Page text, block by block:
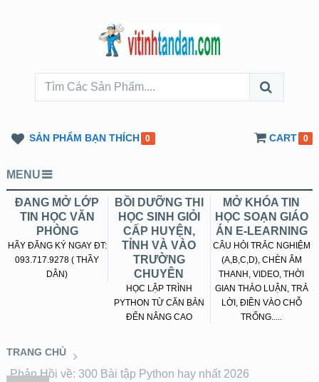
SẢN PHẨM BẠN THÍCH 0 CART 0
MENU
ĐANG MỞ LỚP
TIN HỌC VĂN
PHÒNG
HÃY ĐĂNG KÝ NGAY ĐT:
093.717.9278 ( THẦY
DÂN)
BỒI DƯỠNG THI
HỌC SINH GIỎI
CẤP HUYỆN,
TỈNH VÀ VÀO
TRƯỜNG
CHUYÊN
HỌC LẬP TRÌNH
PYTHON TỪ CĂN BẢN
ĐẾN NÂNG CAO
MỞ KHÓA TIN
HỌC SOẠN GIÁO
ÁN E-LEARNING
CÂU HỎI TRẮC NGHIỆM
(A,B,C,D), CHÈN ÂM
THANH, VIDEO, THỜI
GIAN THẢO LUẬN, TRẢ
LỜI, ĐIỀN VÀO CHỖ
TRỐNG.....
TRANG CHỦ
Phản Hồi về: 300 Bài tập Python hay nhất 2026